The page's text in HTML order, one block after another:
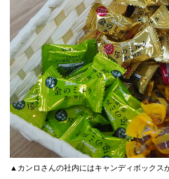
▲カンロさんの社内にはキャンディボックス